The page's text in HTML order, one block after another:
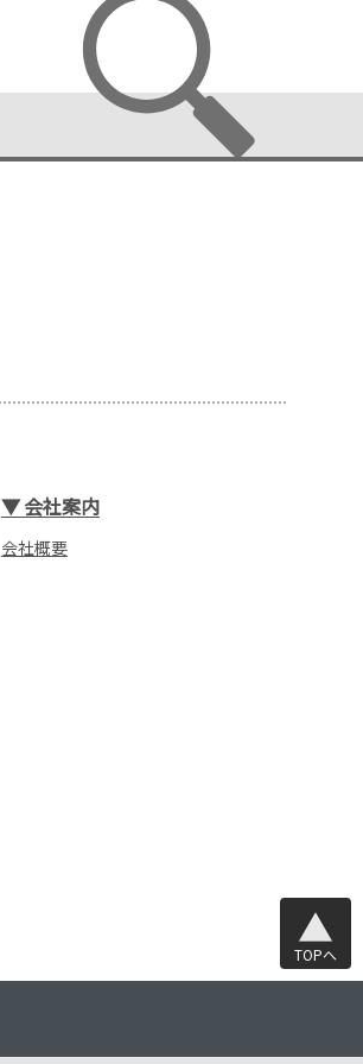
▼会社案内
会社概要
TOPへ